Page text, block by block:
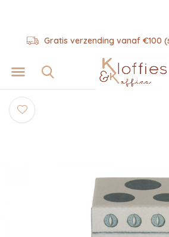
Gratis verzending vanaf €100